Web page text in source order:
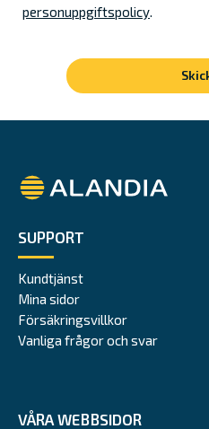
personuppgiftspolicy.
Alandia
SUPPORT
Kundtjänst
Mina sidor
Försäkringsvillkor
Vanliga frågor och svar
VÅRA WEBBSIDOR